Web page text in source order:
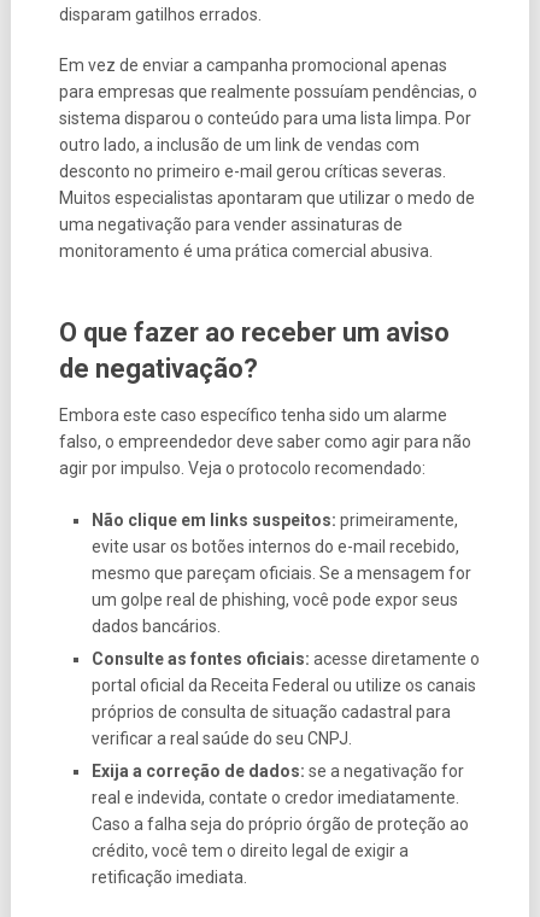
disparam gatilhos errados.
Em vez de enviar a campanha promocional apenas
para empresas que realmente possuíam pendências, o
sistema disparou o conteúdo para uma lista limpa. Por
outro lado, a inclusão de um link de vendas com
desconto no primeiro e-mail gerou críticas severas.
Muitos especialistas apontaram que utilizar o medo de
uma negativação para vender assinaturas de
monitoramento é uma prática comercial abusiva.
O que fazer ao receber um aviso
de negativação?
Embora este caso específico tenha sido um alarme
falso, o empreendedor deve saber como agir para não
agir por impulso. Veja o protocolo recomendado:
Não clique em links suspeitos: primeiramente,
evite usar os botões internos do e-mail recebido,
mesmo que pareçam oficiais. Se a mensagem for
um golpe real de phishing, você pode expor seus
dados bancários.
Consulte as fontes oficiais: acesse diretamente o
portal oficial da Receita Federal ou utilize os canais
próprios de consulta de situação cadastral para
verificar a real saúde do seu CNPJ.
Exija a correção de dados: se a negativação for
real e indevida, contate o credor imediatamente.
Caso a falha seja do próprio órgão de proteção ao
crédito, você tem o direito legal de exigir a
retificação imediata.